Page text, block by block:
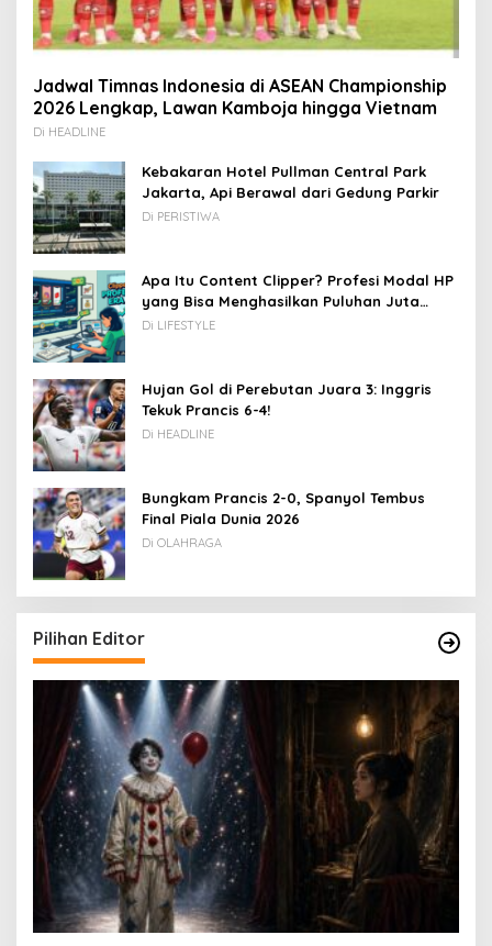
Jadwal Timnas Indonesia di ASEAN Championship
2026 Lengkap, Lawan Kamboja hingga Vietnam
Di HEADLINE
Kebakaran Hotel Pullman Central Park
Jakarta, Api Berawal dari Gedung Parkir
Di PERISTIWA
Apa Itu Content Clipper? Profesi Modal HP
yang Bisa Menghasilkan Puluhan Juta
Rupiah
Di LIFESTYLE
Hujan Gol di Perebutan Juara 3: Inggris
Tekuk Prancis 6-4!
Di HEADLINE
Bungkam Prancis 2-0, Spanyol Tembus
Final Piala Dunia 2026
Di OLAHRAGA
Pilihan Editor